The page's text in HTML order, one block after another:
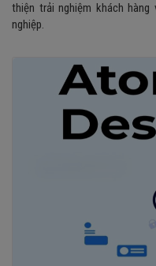
thiện trải nghiệm khách
nghiệp.